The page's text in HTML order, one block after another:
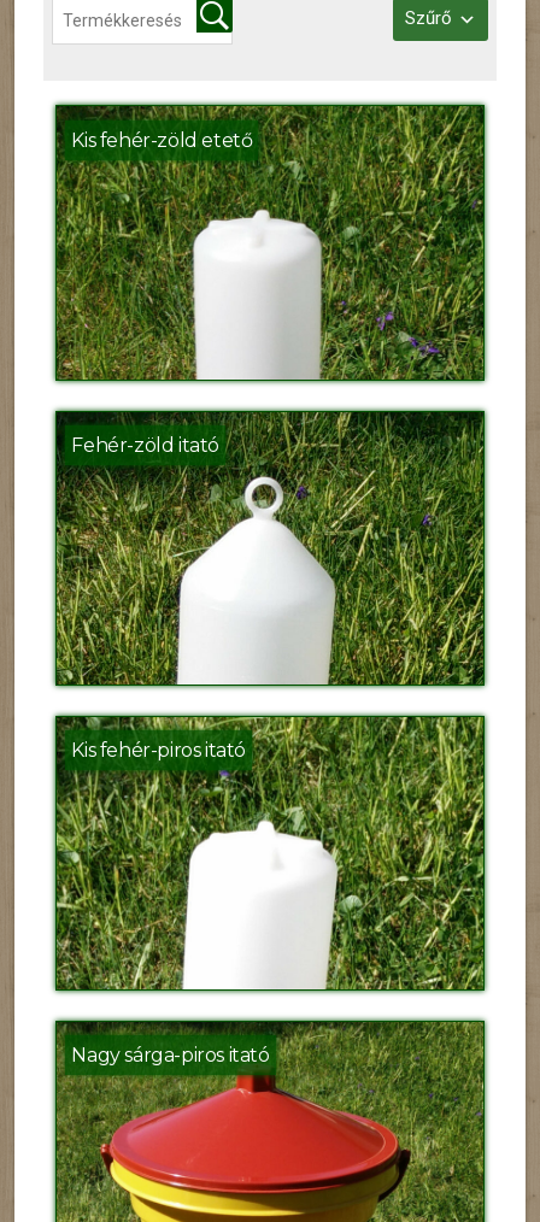
Szűrő
Kis fehér-zöld etető
Fehér-zöld itató
Kis fehér-piros itató
Nagy sárga-piros itató